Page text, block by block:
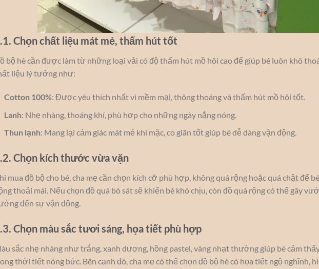
Chọn chất liệu mát mẻ, thấm hút tốt
bộ hè cần được làm từ những loại vải có độ thấm hút mồ hôi cao để giúp bé luôn khô
liệu lý tưởng như:
Cotton 100%: Được yêu thích nhất vì mềm mại, thông thoáng và thấm hút mồ hôi tốt.
Lanh: Nhẹ nhàng, thoáng khí, phù hợp cho những ngày nắng nóng.
Thun lạnh: Mang lại cảm giác mát mẻ khi mặc, co giãn tốt giúp bé dễ dàng vận động.
Chọn kích thước vừa vặn
mua đồ bộ cho bé, cha mẹ cần chọn kích cỡ phù hợp, không quá rộng hoặc quá chật để
thoải mái. Nếu chọn đồ quá bó sát sẽ khiến bé khó chịu, còn đồ quá rộng có thể gây
đến sự vận động.
Chọn màu sắc tươi sáng, họa tiết phù hợp
sắc nhẹ nhàng như trắng, xanh dương, hồng pastel, vàng nhạt thường giúp bé cảm
thời tiết nóng bức. Bên cạnh đó, cha mẹ có thể chọn đồ bộ hè có họa tiết ngộ nghĩnh,